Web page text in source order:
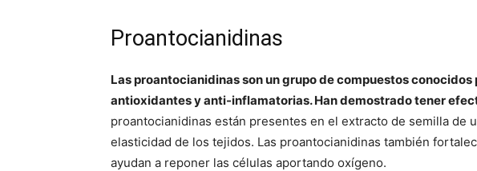
Proantocianidinas
Las proantocianidinas son un grupo de compuestos conocidos
antioxidantes y anti-inflamatorias. Han demostrado tener
proantocianidinas están presentes en el extracto de semilla de
elasticidad de los tejidos. Las proantocianidinas también
ayudan a reponer las células aportando oxígeno.